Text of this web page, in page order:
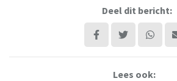
Deel dit bericht:
Lees ook: